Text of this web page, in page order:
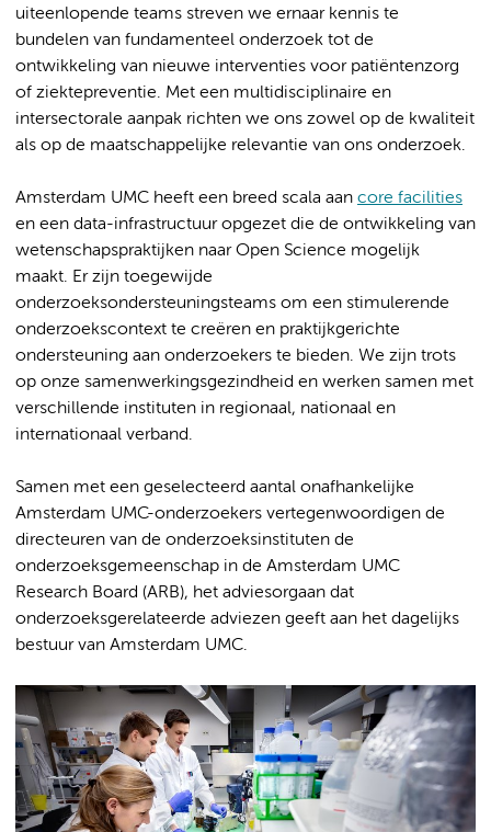
uiteenlopende teams streven we ernaar kennis te
bundelen van fundamenteel onderzoek tot de
ontwikkeling van nieuwe interventies voor patiëntenzorg
of ziektepreventie. Met een multidisciplinaire en
intersectorale aanpak richten we ons zowel op de kwaliteit
als op de maatschappelijke relevantie van ons onderzoek.
Amsterdam UMC heeft een breed scala aan core facilities
en een data-infrastructuur opgezet die de ontwikkeling van
wetenschapspraktijken naar Open Science mogelijk
maakt. Er zijn toegewijde
onderzoeksondersteuningsteams om een stimulerende
onderzoekscontext te creëren en praktijkgerichte
ondersteuning aan onderzoekers te bieden. We zijn trots
op onze samenwerkingsgezindheid en werken samen met
verschillende instituten in regionaal, nationaal en
internationaal verband.
Samen met een geselecteerd aantal onafhankelijke
Amsterdam UMC-onderzoekers vertegenwoordigen de
directeuren van de onderzoeksinstituten de
onderzoeksgemeenschap in de Amsterdam UMC
Research Board (ARB), het adviesorgaan dat
onderzoeksgerelateerde adviezen geeft aan het dagelijks
bestuur van Amsterdam UMC.